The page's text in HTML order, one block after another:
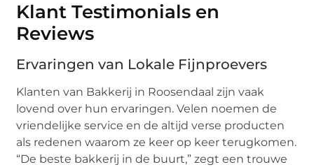
Klant Testimonials en
Reviews
Ervaringen van Lokale Fijnproevers
Klanten van Bakkerij in Roosendaal zijn vaak
lovend over hun ervaringen. Velen noemen de
vriendelijke service en de altijd verse producten
als redenen waarom ze keer op keer terugkomen.
“De beste bakkerij in de buurt,” zegt een trouwe